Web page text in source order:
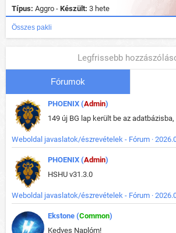
Típus: Aggro - Készült: 3 hete
Összes pakli
Legfrissebb
Fórumok
PHOENIX (Admin)
Weboldal javaslatok/észrevételek - Fórum ·
PHOENIX (Admin)
HSHU v31.3.0
Weboldal javaslatok/észrevételek - Fórum ·
Ekstone (Common)
Kedves Naplóm!